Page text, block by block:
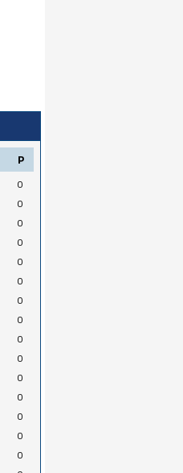
P
0
0
0
0
0
0
0
0
0
0
0
0
0
0
0